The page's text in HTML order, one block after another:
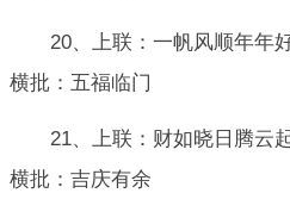
20、上联：一帆风顺年年
横批：五福临门
21、上联：财如晓日腾云
横批：吉庆有余